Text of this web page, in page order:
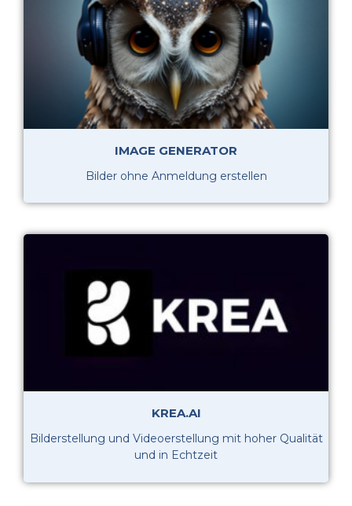
IMAGE GENERATOR
Bilder ohne Anmeldung erstellen
KREA.AI
Bilderstellung und Videoerstellung mit hoher Qualität
und in Echtzeit